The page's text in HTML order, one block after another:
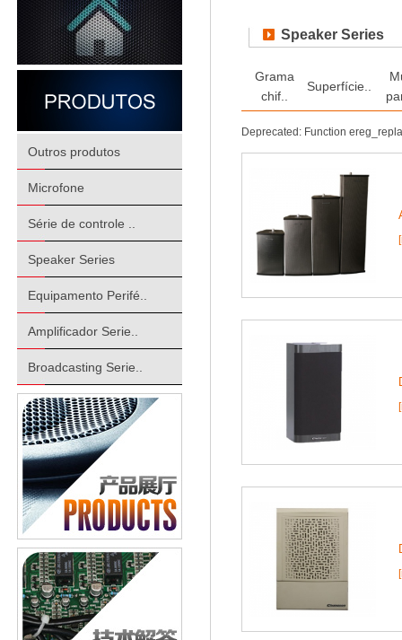
Outros produtos
Microfone
Série de controle ..
Speaker Series
Equipamento Perifé..
Amplificador Serie..
Broadcasting Serie..
Speaker Series
Grama
chif..
Superfície..
Deprecated: Function